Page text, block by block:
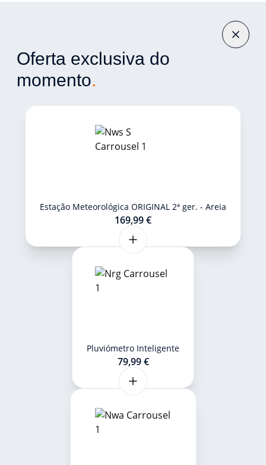
Oferta exclusiva do
momento.
Estação Meteorológica ORIGINAL 2ª ger. - Areia
169,99 €
Pluviómetro Inteligente
79,99 €